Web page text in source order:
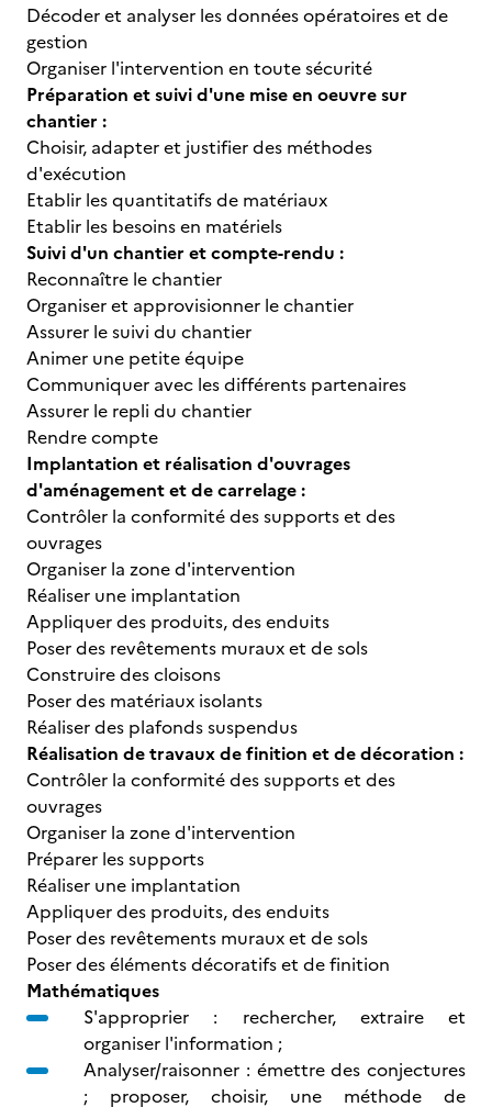
Décoder et analyser les données opératoires et de
gestion
Organiser l'intervention en toute sécurité
Préparation et suivi d'une mise en oeuvre sur
chantier :
Choisir, adapter et justifier des méthodes
d'exécution
Etablir les quantitatifs de matériaux
Etablir les besoins en matériels
Suivi d'un chantier et compte-rendu :
Reconnaître le chantier
Organiser et approvisionner le chantier
Assurer le suivi du chantier
Animer une petite équipe
Communiquer avec les différents partenaires
Assurer le repli du chantier
Rendre compte
Implantation et réalisation d'ouvrages
d'aménagement et de carrelage :
Contrôler la conformité des supports et des
ouvrages
Organiser la zone d'intervention
Réaliser une implantation
Appliquer des produits, des enduits
Poser des revêtements muraux et de sols
Construire des cloisons
Poser des matériaux isolants
Réaliser des plafonds suspendus
Réalisation de travaux de finition et de décoration :
Contrôler la conformité des supports et des
ouvrages
Organiser la zone d'intervention
Préparer les supports
Réaliser une implantation
Appliquer des produits, des enduits
Poser des revêtements muraux et de sols
Poser des éléments décoratifs et de finition
Mathématiques
S'approprier : rechercher, extraire et
organiser l'information ;
Analyser/raisonner : émettre des conjectures
; proposer, choisir, une méthode de